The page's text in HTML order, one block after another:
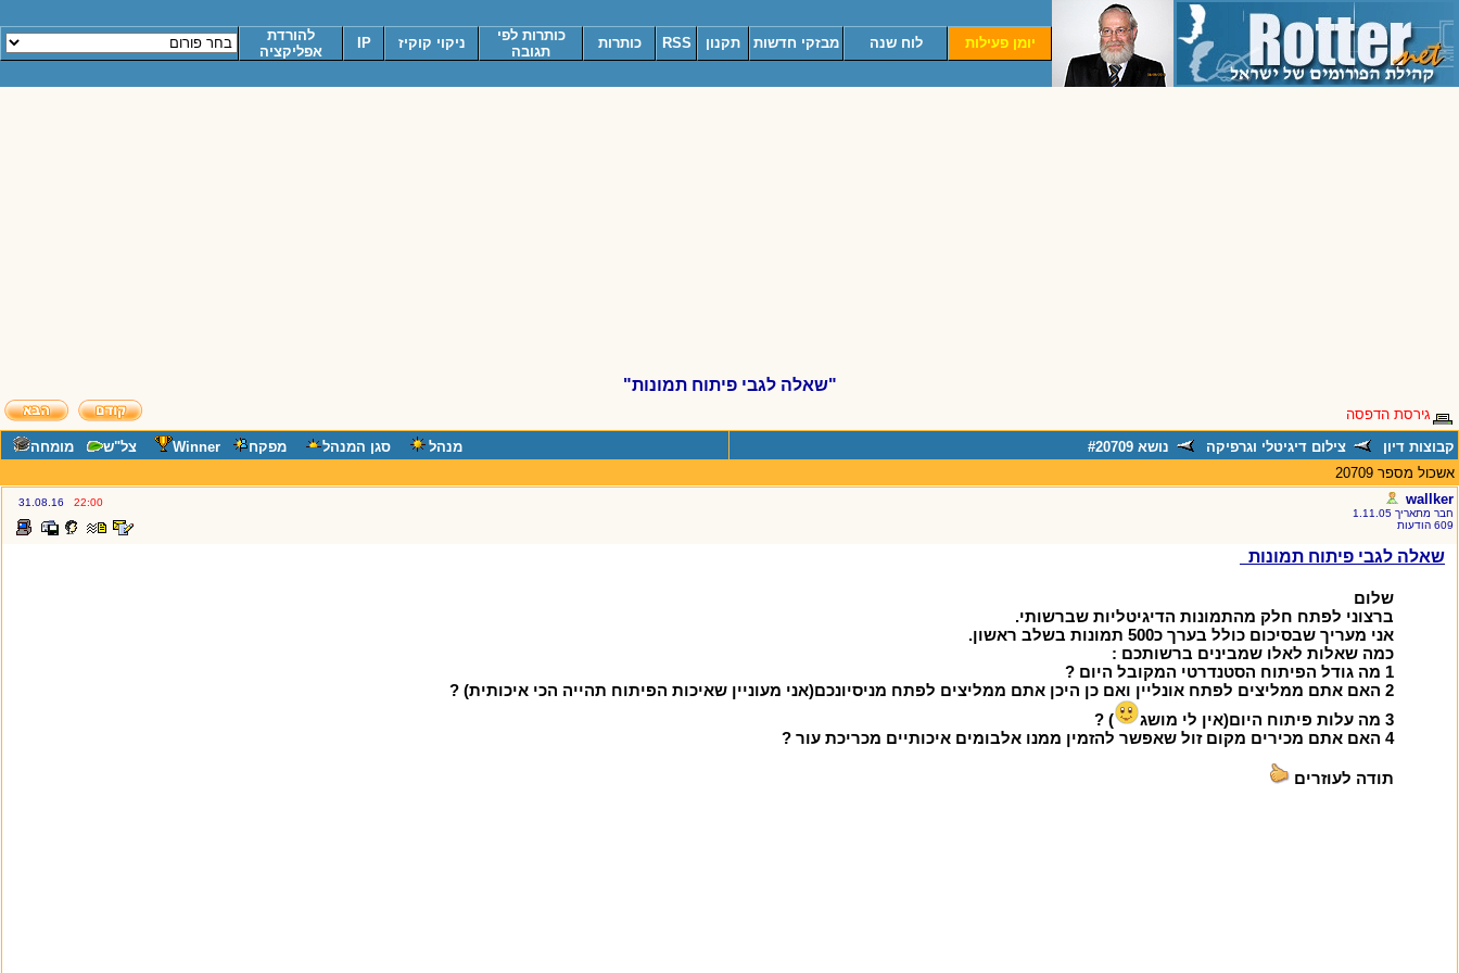
יומן פעילות לוח שנה מבזקי חדשות תקנון RSS כותרות
כותרות לפי
תגובה
ניקוי קוקיז IP
להורדת
אפליקציה
"שאלה לגבי פיתוח תמונות"
גירסת הדפסה
קבוצות דיון
צילום דיגיטלי וגרפיקה נושא #20709 מנהל סגן המנהל מפקח Winner צל"ש
מומחה
אשכול מספר 20709
wallker
חבר מתאריך 1.11.05
609 הודעות
22:00
31.08.16
שאלה לגבי פיתוח תמונות
שלום
ברצוני לפתח חלק מהתמונות הדיגיטליות שברשותי.
אני מעריך שבסיכום כולל בערך כ500 תמונות בשלב ראשון.
כמה שאלות לאלו שמבינים ברשותכם :
1 מה גודל הפיתוח הסטנדרטי המקובל היום ?
2 האם אתם ממליצים לפתח אונליין ואם כן היכן אתם ממליצים לפתח מניסיונכם(אני מעוניין שאיכות הפיתוח תהייה הכי איכותית) ?
3 מה עלות פיתוח היום(אין לי מושג
) ?
4 האם אתם מכירים מקום זול שאפשר להזמין ממנו אלבומים איכותיים מכריכת עור ?
תודה לעוזרים